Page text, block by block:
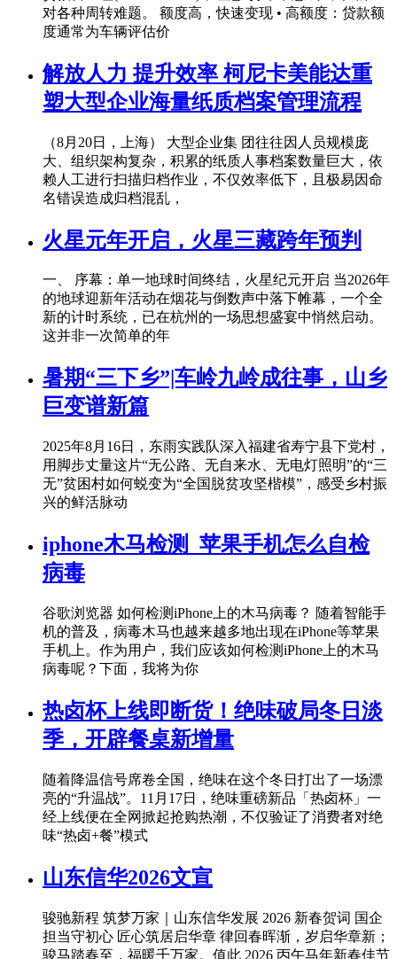
对各种周转难题。 额度高，快速变现 • 高额度：贷款额
度通常为车辆评估价
解放人力 提升效率 柯尼卡美能达重
塑大型企业海量纸质档案管理流程
（8月20日，上海） 大型企业集 团往往因人员规模庞
大、组织架构复杂，积累的纸质人事档案数量巨大，依
赖人工进行扫描归档作业，不仅效率低下，且极易因命
名错误造成归档混乱，
火星元年开启，火星三藏跨年预判
一、 序幕：单一地球时间终结，火星纪元开启 当2026年
的地球迎新年活动在烟花与倒数声中落下帷幕，一个全
新的计时系统，已在杭州的一场思想盛宴中悄然启动。
这并非一次简单的年
暑期“三下乡”|车岭九岭成往事，山乡
巨变谱新篇
2025年8月16日，东雨实践队深入福建省寿宁县下党村，
用脚步丈量这片“无公路、无自来水、无电灯照明”的“三
无”贫困村如何蜕变为“全国脱贫攻坚楷模”，感受乡村振
兴的鲜活脉动
iphone木马检测_苹果手机怎么自检
病毒
谷歌浏览器 如何检测iPhone上的木马病毒？ 随着智能手
机的普及，病毒木马也越来越多地出现在iPhone等苹果
手机上。作为用户，我们应该如何检测iPhone上的木马
病毒呢？下面，我将为你
热卤杯上线即断货！绝味破局冬日淡
季，开辟餐桌新增量
随着降温信号席卷全国，绝味在这个冬日打出了一场漂
亮的“升温战”。11月17日，绝味重磅新品「热卤杯」一
经上线便在全网掀起抢购热潮，不仅验证了消费者对绝
味“热卤+餐”模式
山东信华2026文宣
骏驰新程 筑梦万家｜山东信华发展 2026 新春贺词 国企
担当守初心 匠心筑居启华章 律回春晖渐，岁启华章新；
骏马踏春至，福暖千万家。值此 2026 丙午马年新春佳节